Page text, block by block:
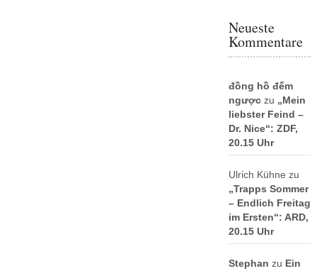
Neueste
Kommentare
đồng hồ đếm
ngượczu „Mein
liebster Feind –
Dr. Nice“: ZDF,
20.15 Uhr
Ulrich Kühne zu
„Trapps Sommer
– Endlich Freitag
im Ersten“: ARD,
20.15 Uhr
Stephan zu Ein